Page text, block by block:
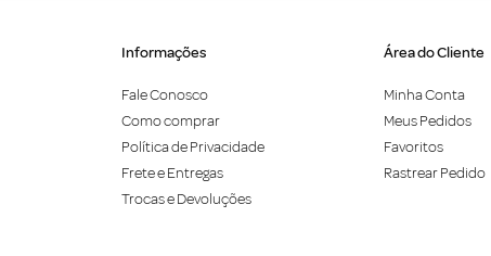
Informações
Fale Conosco
Como comprar
Política de Privacidade
Frete e Entregas
Trocas e Devoluções
Área do Cliente
Minha Conta
Meus Pedidos
Favoritos
Rastrear Pedido